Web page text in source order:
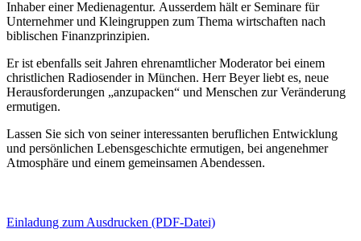
Inhaber einer Medienagentur. Ausserdem hält er Seminare für
Unternehmer und Kleingruppen zum Thema wirtschaften nach
biblischen Finanzprinzipien.
Er ist ebenfalls seit Jahren ehrenamtlicher Moderator bei einem
christlichen Radiosender in München. Herr Beyer liebt es, neue
Herausforderungen „anzupacken“ und Menschen zur Veränderung
ermutigen.
Lassen Sie sich von seiner interessanten beruflichen Entwicklung
und persönlichen Lebensgeschichte ermutigen, bei angenehmer
Atmosphäre und einem gemeinsamen Abendessen.
Einladung zum Ausdrucken (PDF-Datei)